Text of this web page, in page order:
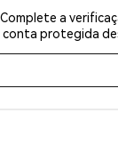
a
protegida